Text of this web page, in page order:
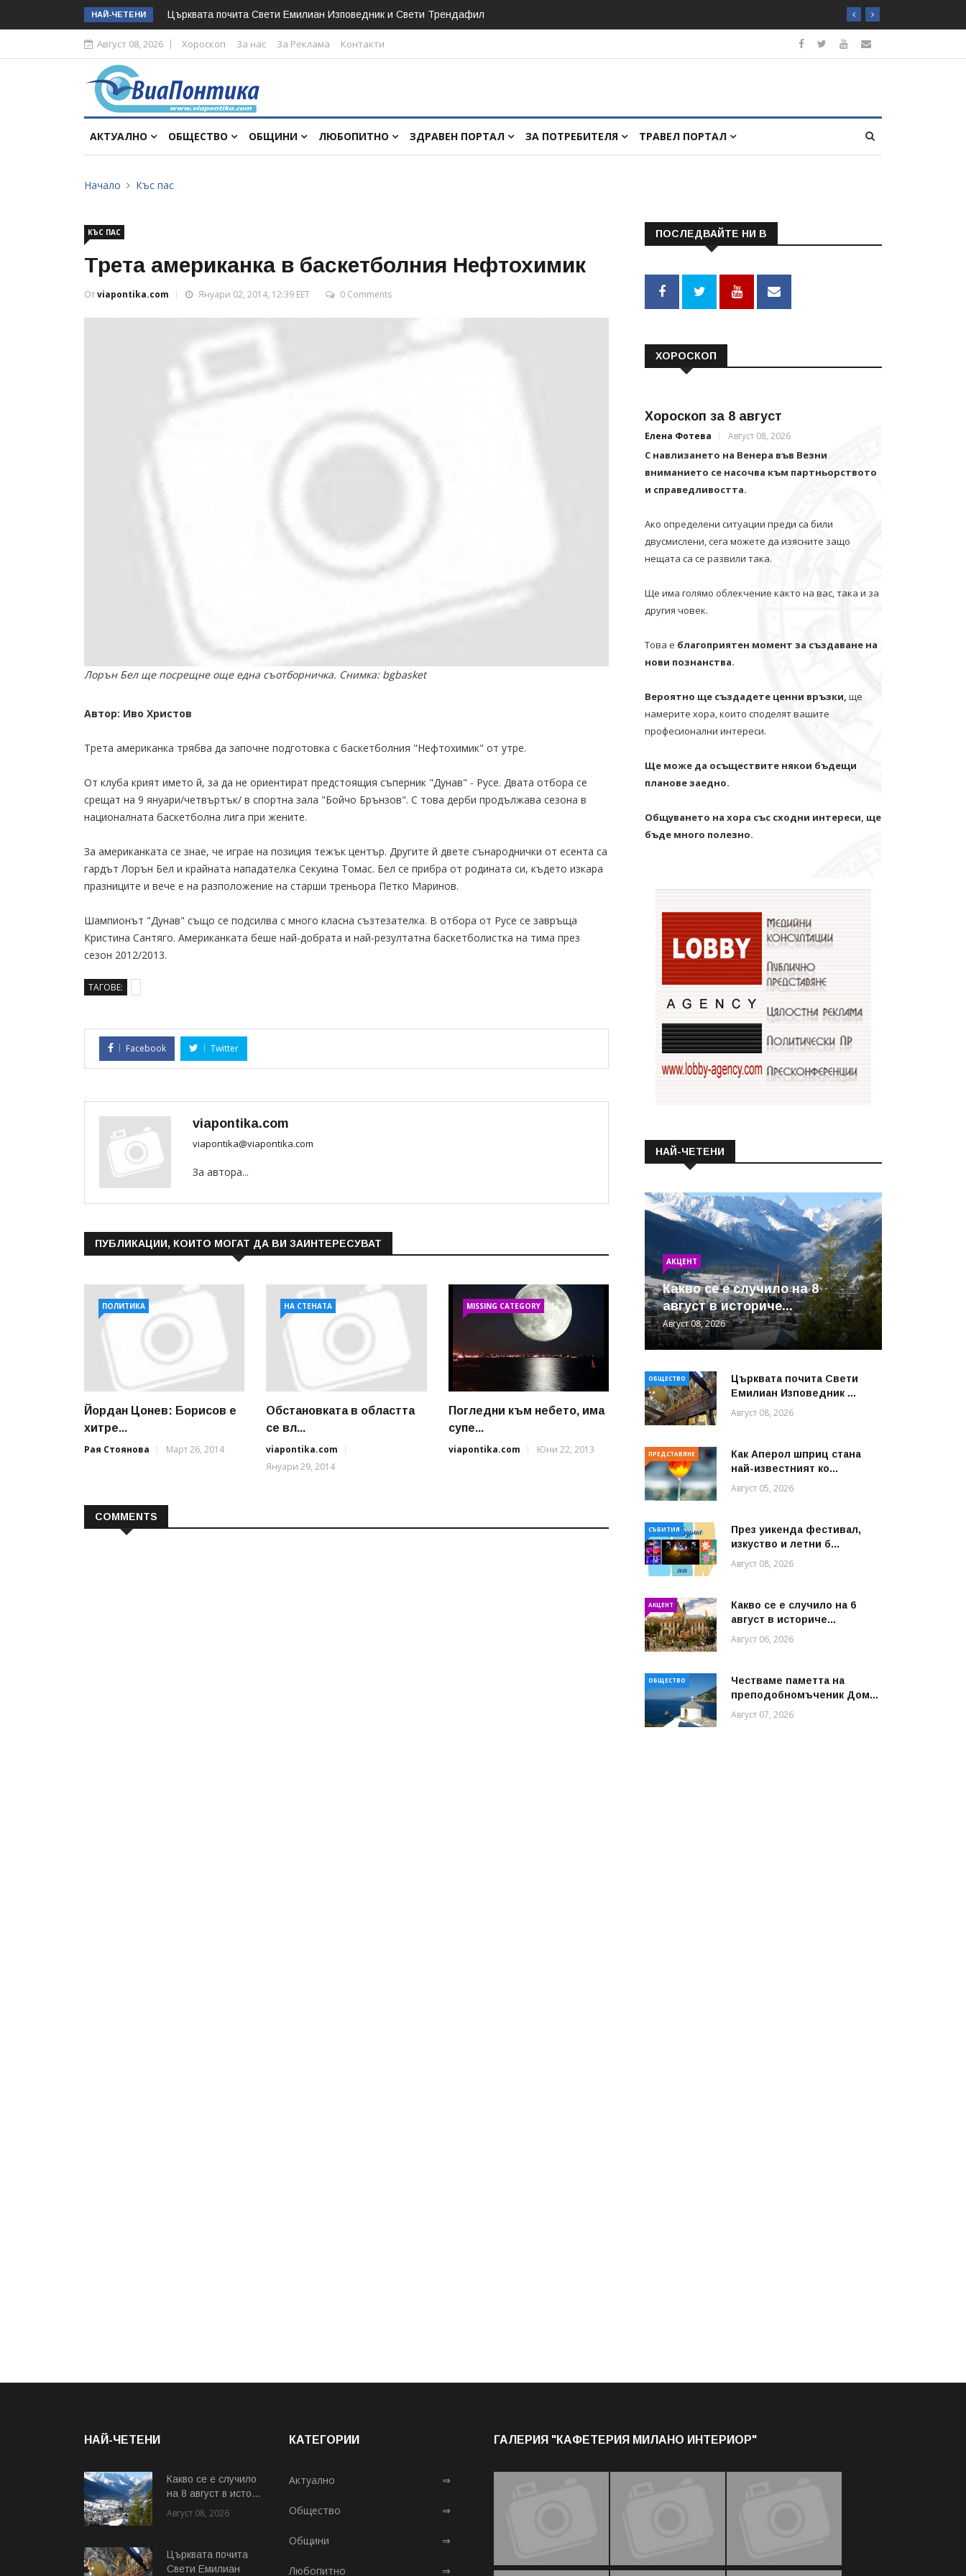
НАЙ-ЧЕТЕНИ Църквата почита Свeти Емилиан Изповедник и Свети Трендафил
Август 08, 2026 Хороскоп За нас За Реклама Контакти
АКТУАЛНО ОБЩЕСТВО ОБЩИНИ ЛЮБОПИТНО ЗДРАВЕН ПОРТАЛ ЗА ПОТРЕБИТЕЛЯ ТРАВЕЛ ПОРТАЛ
Начало Къс пас
КЪС ПАС
Трета американка в баскетболния Нефтохимик
Отviapontika.com Януари 02, 2014, 12:39 EET 0 Comments
Лорън Бел ще посрещне още една съотборничка. Снимка: bgbasket
Автор: Иво Христов
Трета американка трябва да започне подготовка с баскетболния "Нефтохимик" от утре.
От клуба крият името й, за да не ориентират предстоящия съперник "Дунав" - Русе. Двата отбора се
срещат на 9 януари/четвъртък/ в спортна зала "Бойчо Брънзов". С това дерби продължава сезона в
националната баскетболна лига при жените.
За американката се знае, че играе на позиция тежък център. Другите й двете сънароднички от есента са
гардът Лорън Бел и крайната нападателка Секуина Томас. Бел се прибра от родината си, където изкара
празниците и вече е на разположение на старши треньора Петко Маринов.
Шампионът "Дунав" също се подсилва с много класна съзтезателка. В отбора от Русе се завръща
Кристина Сантяго. Американката беше най-добрата и най-резултатна баскетболистка на тима през
сезон 2012/2013.
ТАГОВЕ:
Facebook Twitter
viapontika.com
viapontika@viapontika.com
За автора...
ПУБЛИКАЦИИ, КОИТО МОГАТ ДА ВИ ЗАИНТЕРЕСУВАТ
ПОЛИТИКА
Йордан Цонев: Борисов е
хитре...
Рая Стоянова
Март 26, 2014
НА СТЕНАТА
Обстановката в областта
се вл...
viapontika.com
Януари 29, 2014
MISSING CATEGORY
Погледни към небето, има
супе...
viapontika.com
Юни 22, 2013
COMMENTS
ПОСЛЕДВАЙТЕ НИ В
ХОРОСКОП
Хороскоп за 8 август
Елена Фотева Август 08, 2026
С навлизането на Венера във Везни
вниманието се насочва към партньорството
и справедливостта.
Ако определени ситуации преди са били
двусмислени, сега можете да изясните защо
нещата са се развили така.
Ще има голямо облекчение както на вас, така и за
другия човек.
Това е благоприятен момент за създаване на
нови познанства.
Вероятно ще създадете ценни връзки, ще
намерите хора, които споделят вашите
професионални интереси.
Ще може да осъществите някои бъдещи
планове заедно.
Общуването на хора със сходни интереси, ще
бъде много полезно.
НАЙ-ЧЕТЕНИ
АКЦЕНТ
Какво се е случило на 8
август в историче...
Август 08, 2026
ОБЩЕСТВО
Църквата почита Свeти
Емилиан Изповедник ...
Август 08, 2026
ПРЕДСТАВЯНЕ
Как Аперол шприц стана
най-известният ко...
Август 05, 2026
СЪБИТИЯ
През уикенда фестивал,
изкуство и летни б...
Август 08, 2026
АКЦЕНТ
Какво се е случило на 6
август в историче...
Август 06, 2026
ОБЩЕСТВО
Честваме паметта на
преподобномъченик Дом...
Август 07, 2026
НАЙ-ЧЕТЕНИ
Какво се е случило
на 8 август в исто...
Август 08, 2026
Църквата почита
Свeти Емилиан
КАТЕГОРИИ
Актуално ⇒
Общество ⇒
Общини ⇒
Любопитно ⇒
ГАЛЕРИЯ "КАФЕТЕРИЯ МИЛАНО ИНТЕРИОР"